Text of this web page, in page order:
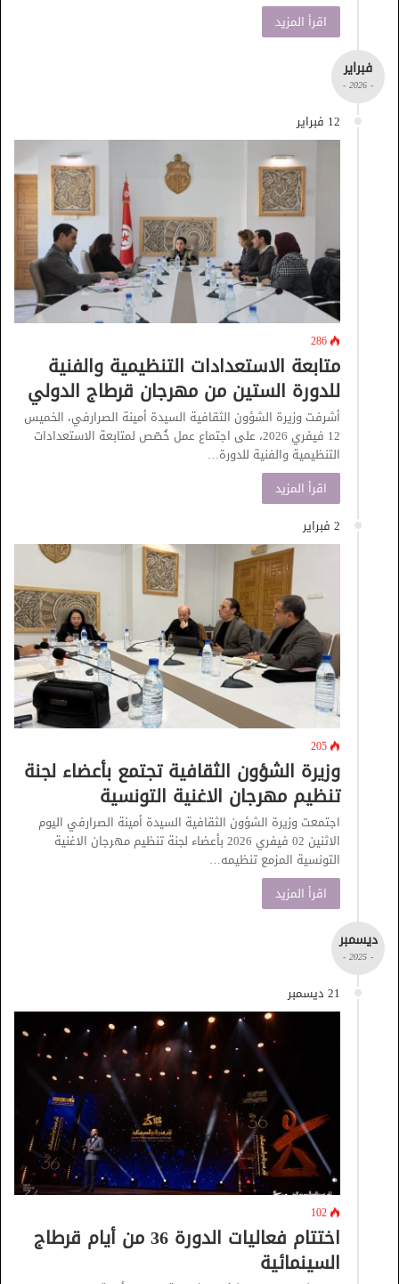
اقرأ المزيد
فبراير
- 2026 -
12 فبراير
286
متابعة الاستعدادات التنظيمية والفنية
للدورة الستين من مهرجان قرطاج الدولي
أشرفت وزيرة الشؤون الثقافية السيدة أمينة الصرارفي، الخميس
12 فيفري 2026، على اجتماع عمل خُصّص لمتابعة الاستعدادات
التنظيمية والفنية للدورة…
اقرأ المزيد
2 فبراير
205
وزيرة الشؤون الثقافية تجتمع بأعضاء لجنة
تنظيم مهرجان الاغنية التونسية
اجتمعت وزيرة الشؤون الثقافية السيدة أمينة الصرارفي اليوم
الاثنين 02 فيفري 2026 بأعضاء لجنة تنظيم مهرجان الاغنية
التونسية المزمع تنظيمه…
اقرأ المزيد
ديسمبر
- 2025 -
21 ديسمبر
102
اختتام فعاليات الدورة 36 من أيام قرطاج
السينمائية